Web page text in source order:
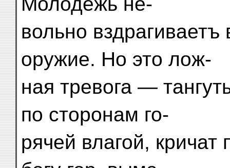
вольно вздрагиваетъ
оружие. Но это лож-
ная тревога —
по сторонам го-
рячей влагой,